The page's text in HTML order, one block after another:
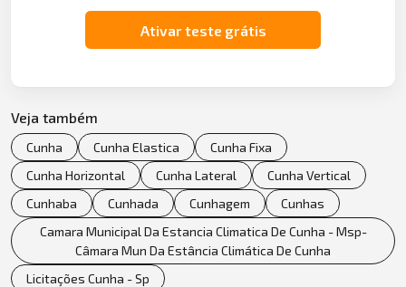
Ativar teste grátis
Veja também
Cunha Cunha Elastica
Cunha Fixa
Cunha Horizontal
Cunha Lateral
Cunha Vertical
Cunhaba
Cunhada Cunhagem
Cunhas
Camara Municipal Da Estancia Climatica De Cunha - Msp-
Câmara Mun Da Estância Climática De Cunha
Licitações Cunha - Sp